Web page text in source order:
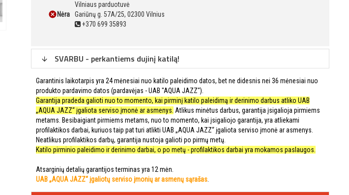
Nėra
Vilniaus parduotuvė
Gariūnų g. 57A/25, 02300 Vilnius
+370 699 35893
SVARBU - perkantiems dujinį katilą!
Garantinis laikotarpis yra 24 mėnesiai nuo katilo paleidimo datos, bet ne didesnis nei 36 mėnesiai nuo
produkto pardavimo datos (pardavėjas - UAB "AQUA JAZZ").
Garantija pradeda galioti nuo to momento, kai pirminį katilo paleidimą ir derinimo darbus atliko UAB
„AQUA JAZZ“ įgaliota serviso įmonė ar asmenys. Atlikus minėtus darbus, garantija įsigalioja pirmiems
metams. Besibaigiant pirmiems metams, nuo to momento, kai įsigaliojo garantija, yra atliekami
profilaktikos darbai, kuriuos taip pat turi atlikti UAB „AQUA JAZZ“ įgaliota serviso įmonė ar asmenys.
Neatlikus profilaktikos darbų, garantija nustoja galioti po pirmų metų.
Katilo pirminio paleidimo ir derinimo darbai, o po metų - profilaktikos darbai yra mokamos paslaugos.
Atsarginių detalių garantijos terminas yra 12 mėn.
UAB „AQUA JAZZ“ įgaliotų serviso įmonių ar asmenų sąrašas.